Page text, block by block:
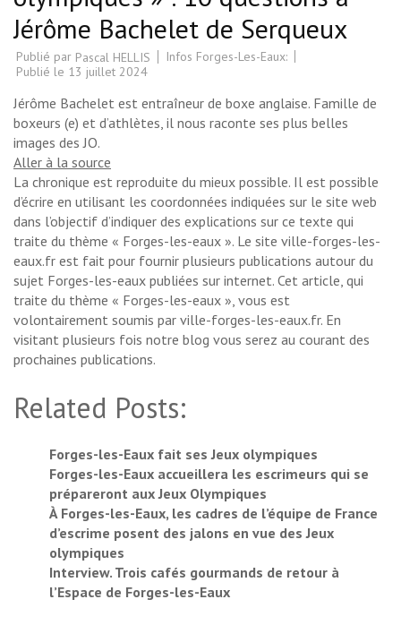
Jérôme Bachelet de Serqueux
Publié par Pascal HELLIS
Infos Forges-Les-Eaux:
Publié le 13 juillet 2024
Jérôme Bachelet est entraîneur de boxe anglaise. Famille de
boxeurs (e) et d’athlètes, il nous raconte ses plus belles
images des JO.
Aller à la source
La chronique est reproduite du mieux possible. Il est possible
d’écrire en utilisant les coordonnées indiquées sur le site web
dans l’objectif d’indiquer des explications sur ce texte qui
traite du thème « Forges-les-eaux ». Le site ville-forges-les-
eaux.fr est fait pour fournir plusieurs publications autour du
sujet Forges-les-eaux publiées sur internet. Cet article, qui
traite du thème « Forges-les-eaux », vous est
volontairement soumis par ville-forges-les-eaux.fr. En
visitant plusieurs fois notre blog vous serez au courant des
prochaines publications.
Related Posts:
Forges-les-Eaux fait ses Jeux olympiques
Forges-les-Eaux accueillera les escrimeurs qui se
prépareront aux Jeux Olympiques
À Forges-les-Eaux, les cadres de l’équipe de France
d’escrime posent des jalons en vue des Jeux
olympiques
Interview. Trois cafés gourmands de retour à
l’Espace de Forges-les-Eaux